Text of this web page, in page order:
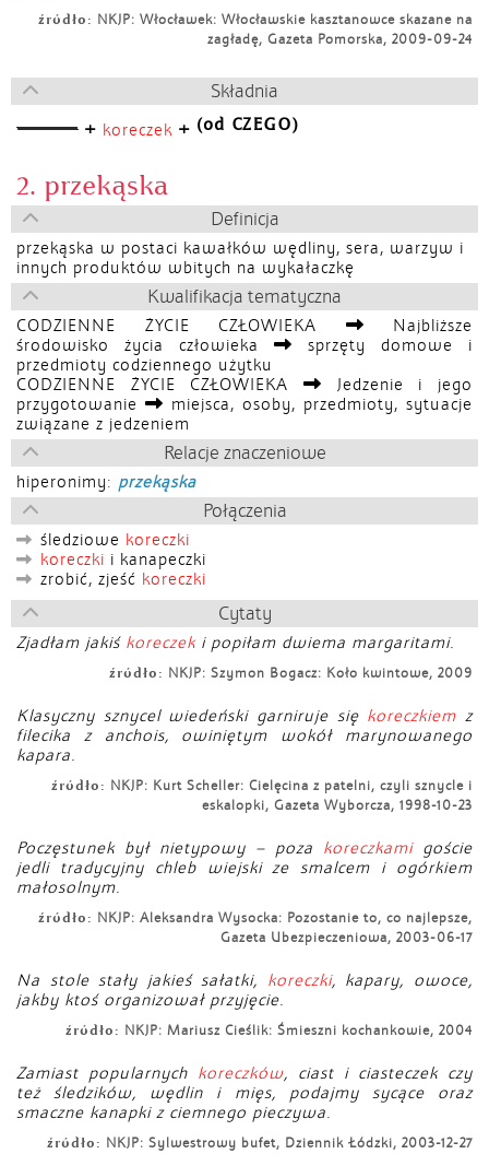
źródło: NKJP: Włocławek: Włocławskie kasztanowce skazane na
zagładę, Gazeta Pomorska, 2009-09-24
Składnia
+ koreczek + (od CZEGO)
2. przekąska
Definicja
przekąska w postaci kawałków wędliny, sera, warzyw i
innych produktów wbitych na wykałaczkę
Kwalifikacja tematyczna
CODZIENNE ŻYCIE CZŁOWIEKA
Najbliższe
środowisko życia człowieka
sprzęty domowe i
przedmioty codziennego użytku
CODZIENNE ŻYCIE CZŁOWIEKA
Jedzenie i jego
przygotowanie
miejsca, osoby, przedmioty, sytuacje
związane z jedzeniem
Relacje znaczeniowe
hiperonimy: przekąska
Połączenia
śledziowe koreczki
koreczki i kanapeczki
zrobić, zjeść koreczki
Cytaty
Zjadłam jakiś koreczeki popiłam dwiema margaritami.
źródło: NKJP: Szymon Bogacz: Koło kwintowe, 2009
Klasyczny sznycel wiedeński garniruje się koreczkiem z
filecika z anchois, owiniętym wokół marynowanego
kapara.
źródło: NKJP: Kurt Scheller: Cielęcina z patelni, czyli sznycle i
eskalopki, Gazeta Wyborcza, 1998-10-23
Poczęstunek był nietypowy – poza koreczkamigoście
jedli tradycyjny chleb wiejski ze smalcem i ogórkiem
małosolnym.
źródło: NKJP: Aleksandra Wysocka: Pozostanie to, co najlepsze,
Gazeta Ubezpieczeniowa, 2003-06-17
Na stole stały jakieś sałatki, koreczki, kapary, owoce,
jakby ktoś organizował przyjęcie.
źródło: NKJP: Mariusz Cieślik: Śmieszni kochankowie, 2004
Zamiast popularnych koreczków, ciast i ciasteczek czy
też śledzików, wędlin i mięs, podajmy sycące oraz
smaczne kanapki z ciemnego pieczywa.
źródło: NKJP: Sylwestrowy bufet, Dziennik Łódzki, 2003-12-27